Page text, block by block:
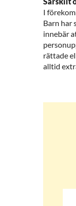
I
Barn har
innebär
rättade
alltid